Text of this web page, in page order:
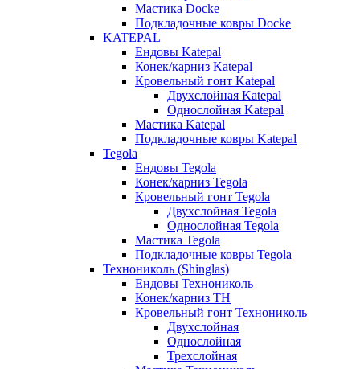
Мастика Docke
Подкладочные ковры Docke
KATEPAL
Ендовы Katepal
Конек/карниз Katepal
Кровельный гонт Katepal
Двухслойная Katepal
Однослойная Katepal
Мастика Katepal
Подкладочные ковры Katepal
Tegola
Ендовы Tegola
Конек/карниз Tegola
Кровельный гонт Tegola
Двухслойная Tegola
Однослойная Tegola
Мастика Tegola
Подкладочные ковры Tegola
Технониколь (Shinglas)
Ендовы Технониколь
Конек/карниз ТН
Кровельный гонт Технониколь
Двухслойная
Однослойная
Трехслойная